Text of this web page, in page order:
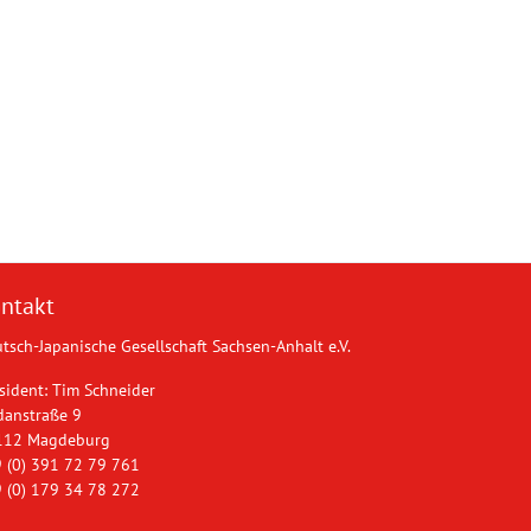
Japanische Gesellschaft Sachsen-Anhalt e.V.
Tim Schneider
9
Magdeburg
(0) 391 72 79 761
(0) 179 34 78 272